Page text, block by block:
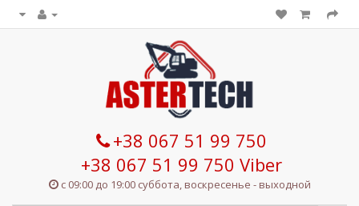
+38 067 51 99 750
+38 067 51 99 750 Viber
с 09:00 до 19:00 суббота, воскресенье - выходной